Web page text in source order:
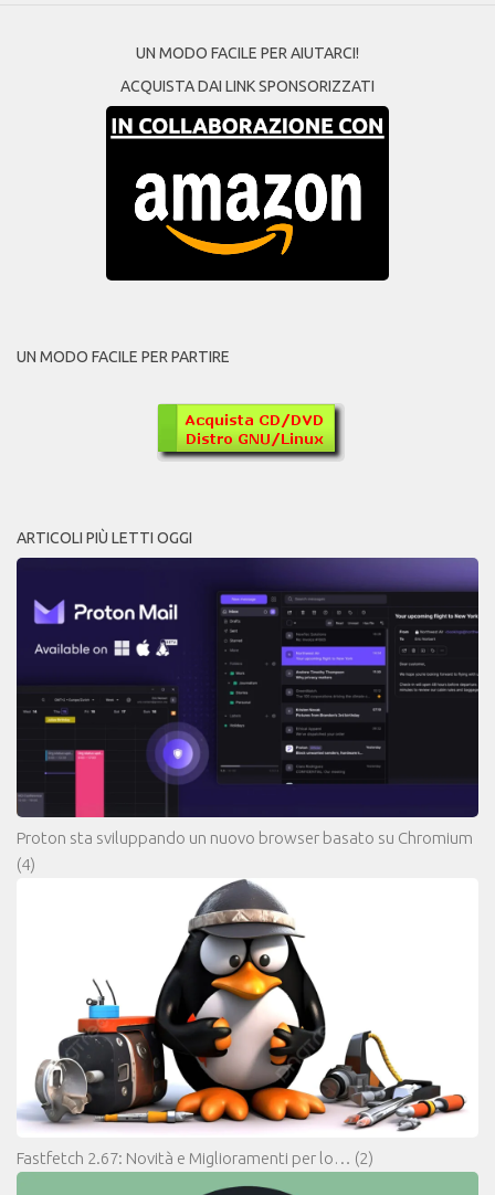
UN MODO FACILE PER AIUTARCI!
ACQUISTA DAI LINK SPONSORIZZATI
UN MODO FACILE PER PARTIRE
ARTICOLI PIÙ LETTI OGGI
Proton sta sviluppando un nuovo browser basato su Chromium
(4)
Fastfetch 2.67: Novità e Miglioramenti per lo… (2)